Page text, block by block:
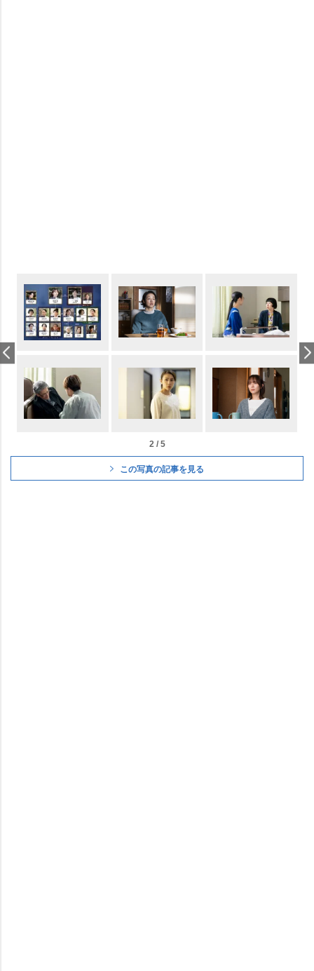
2 / 5
この写真の記事を見る